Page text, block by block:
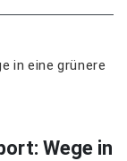
Wege in